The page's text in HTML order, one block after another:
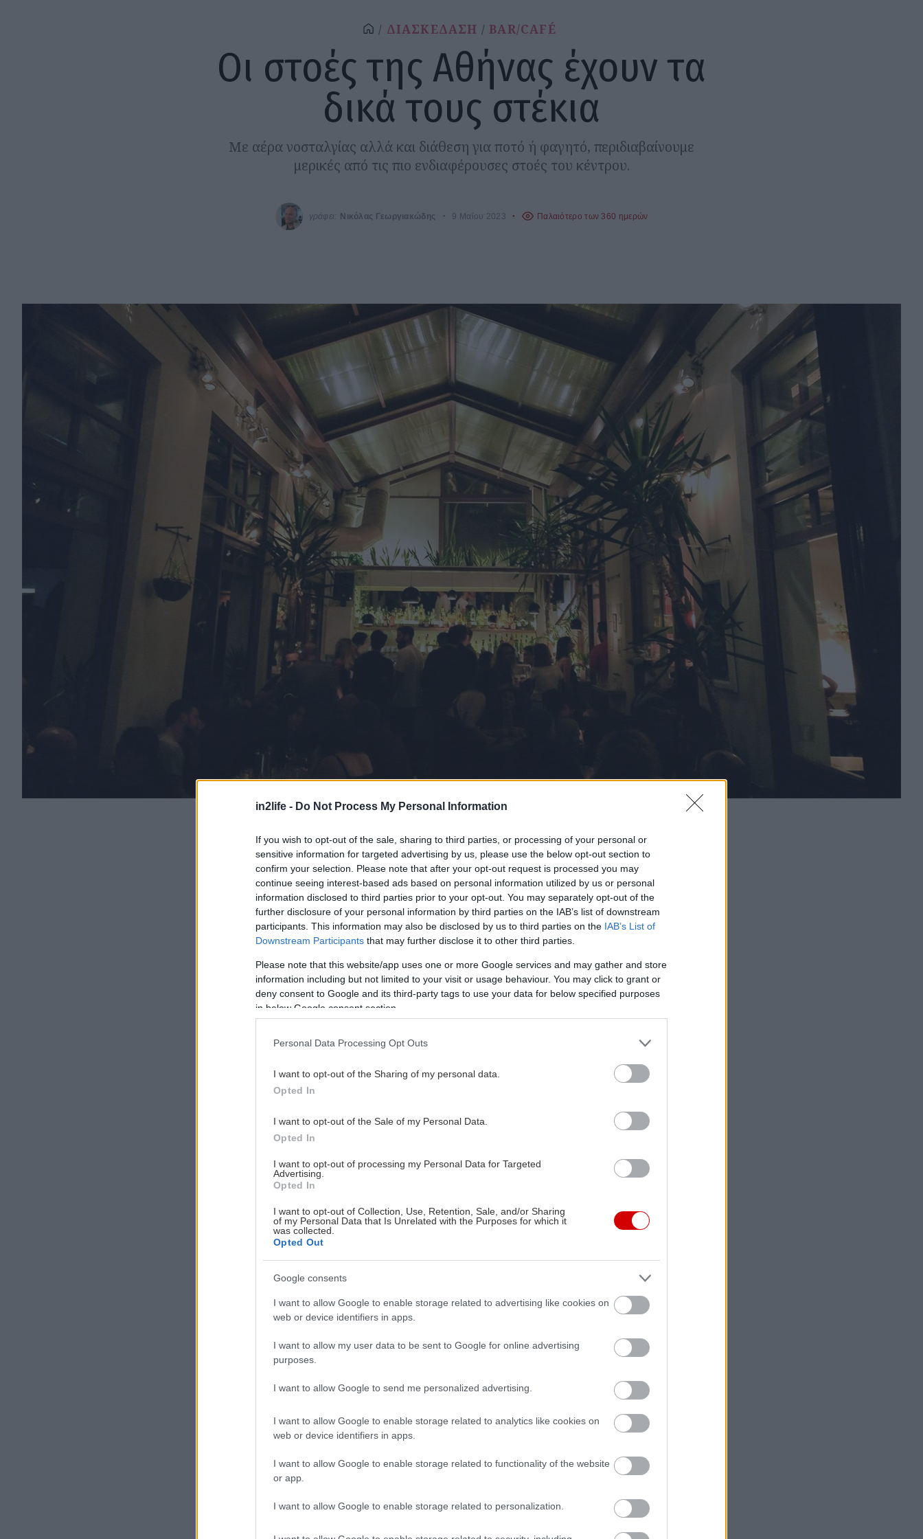
in2life - Do Not Process My Personal Information
If you wish to opt-out of the sale, sharing to third parties, or processing of your personal or
sensitive information for targeted advertising by us, please use the below opt-out section to
confirm your selection. Please note that after your opt-out request is processed you may
continue seeing interest-based ads based on personal information utilized by us or personal
information disclosed to third parties prior to your opt-out. You may separately opt-out of the
further disclosure of your personal information by third parties on the IAB’s list of downstream
participants. This information may also be disclosed by us to third parties on the IAB’s List of
Downstream Participants that may further disclose it to other third parties.
Please note that this website/app uses one or more Google services and may gather and store
information including but not limited to your visit or usage behaviour. You may click to grant or
deny consent to Google and its third-party tags to use your data for below specified purposes
in below Google consent section.
Personal Data Processing Opt Outs
I want to opt-out of the Sharing of my personal data.
Opted In
I want to opt-out of the Sale of my Personal Data.
Opted In
I want to opt-out of processing my Personal Data for Targeted
Advertising.
Opted In
I want to opt-out of Collection, Use, Retention, Sale, and/or Sharing
of my Personal Data that Is Unrelated with the Purposes for which it
was collected.
Opted Out
Google consents
I want to allow Google to enable storage related to advertising like cookies on
web or device identifiers in apps.
I want to allow my user data to be sent to Google for online advertising
purposes.
I want to allow Google to send me personalized advertising.
I want to allow Google to enable storage related to analytics like cookies on
web or device identifiers in apps.
I want to allow Google to enable storage related to functionality of the website
or app.
I want to allow Google to enable storage related to personalization.
ΔΙΑΣΚΕΔΑΣΗ BAR/CAFÉ
Οι στοές της Αθήνας έχουν τα
δικά τους στέκια
Με αέρα νοσταλγίας αλλά και διάθεση για ποτό ή φαγητό, περιδιαβαίνουμε
μερικές από τις πιο ενδιαφέρουσες στοές του κέντρου.
γράφει: Νικόλας Γεωργιακώδης 9 Μαΐου 2023 Παλαιότερο των 360 ημερών
Η
θολωτά τους ταβάνια, η ρετρό αισθητική τους.
Οι στοές της πόλης παραμένουν εδώ και δεκαετίες εκεί, κάποιες
ερημωμένες, κάποιες όχι- σε πείσμα των καιρών- αποπνέοντας κάποιες φορές
άρωμα παλιάς Αθήνας ή και κάτι πιο μοντέρνο.
Βολτάρουμε ανάμεσά τους και ανακαλύπτουμε κρυμμένα μαγαζάκια για καφέ, ποτό
και φαγητό.
Στοά Ανατολής